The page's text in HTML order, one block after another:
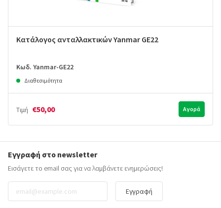
Κατάλογος ανταλλακτικών Yanmar GE22
Κωδ. Yanmar-GE22
Διαθεσιμότητα
Τιμή €50,00 Αγορά
Εγγραφή στο newsletter
Εισάγετε το email σας για να λαμβάνετε ενημερώσεις!
Εγγραφή